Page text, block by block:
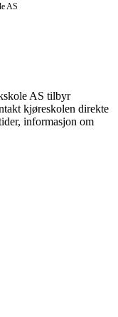
AS
AS tilbyr
kjøreskolen direkte
informasjon om